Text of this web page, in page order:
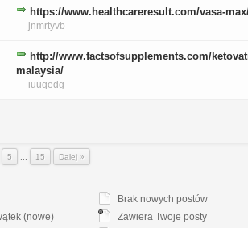
https://www.healthcareresult.com/vasa-
jnmrtyvb
ocena: 0 na 5 gwiazdek
12 345
http://www.factsofsupplements.com/
malaysia/
iuuqedg
ocena: 0 na 5 gwiazdek
123
5 15 Dalej »
(nowe)
Brak nowych postów
Zawiera Twoje posty